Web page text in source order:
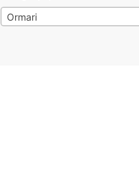
Ormari